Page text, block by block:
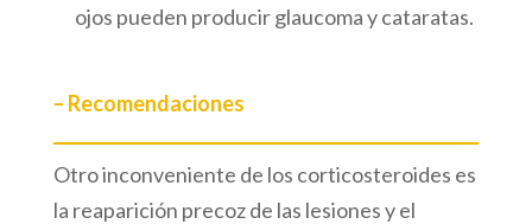
ojos pueden producir glaucoma y cataratas.
– Recomendaciones
Otro inconveniente de los corticosteroides es
la reaparición precoz de las lesiones y el